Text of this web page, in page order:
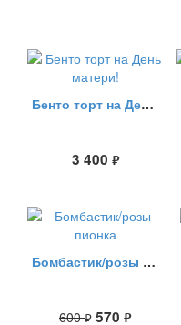
Бенто торт на День матери!
3 400 руб.
Бомбастик/розы пионка
600руб. 570 руб.